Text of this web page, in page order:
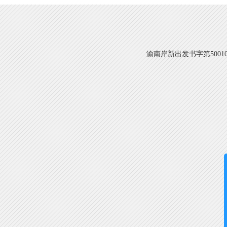
渝南岸新出发书字第